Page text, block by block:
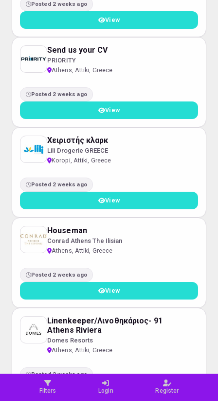
Posted 2 weeks ago
View
Send us your CV
PRIORITY
Athens, Attiki, Greece
Posted 2 weeks ago
View
Χειριστής κλαρκ
Lili Drogerie GREECE
Koropi, Attiki, Greece
Posted 2 weeks ago
View
Houseman
Conrad Athens The Ilisian
Athens, Attiki, Greece
Posted 2 weeks ago
View
Linenkeeper/Λινοθηκάριος- 91
Athens Riviera
Domes Resorts
Athens, Attiki, Greece
Posted 2 weeks ago
View
Filters Login Register